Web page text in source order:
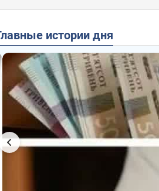
Главные истории дня